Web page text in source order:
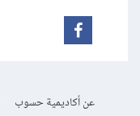
عن أكاديمية حسوب